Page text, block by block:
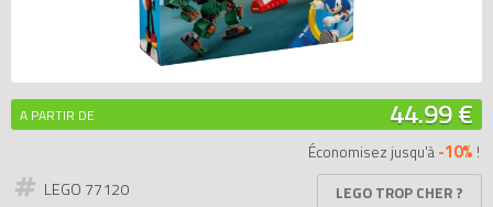
A PARTIR DE 44.99 €
Économisez jusqu'à -10% !
LEGO 77120
LEGO TROP CHER ?